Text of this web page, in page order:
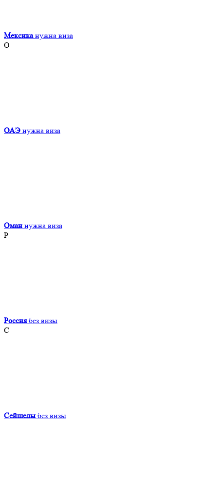
Мексика нужна виза
О
ОАЭ нужна виза
Оман нужна виза
Р
Россия без визы
С
Сейшелы без визы